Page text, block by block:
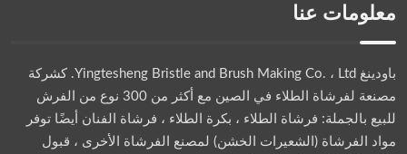
معلومات عنا
باودينغ Yingtesheng Bristle and Brush Making Co. ، Ltd.
كشركة
مصنعة لفرشاة الطلاء في الصين مع أكثر من 300 نوع من الفرش
للبيع بالجملة: فرشاة الطلاء ، بكرة الطلاء ، فرشاة الفنان أيضًا توفر
مواد الفرشاة (الشعيرات الخشن) لمصنع الفرشاة الأخرى ، قبول